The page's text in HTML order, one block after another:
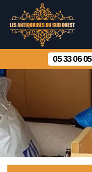
05 33 06